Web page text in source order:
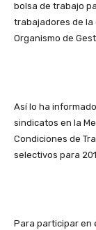
bolsa de trabajo
trabajadores de la
Organismo de
Así lo ha
sindicatos en la
Condiciones de
selectivos para
Para participar en